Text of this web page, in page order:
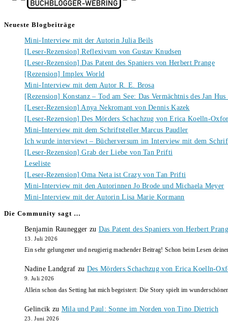
Neueste Blogbeiträge
Mini-Interview mit der Autorin Julia Beils
[Leser-Rezension] Reflexivum von Gustav Knudsen
[Leser-Rezension] Das Patent des Spaniers von Herbert Prange
[Rezension] Implex World
Mini-Interview mit dem Autor R. E. Brosa
[Rezension] Konstanz – Tod am See: Das Vermächtnis des Jan
[Leser-Rezension] Anya Nekromant von Dennis Kazek
[Leser-Rezension] Des Mörders Schachzug von Erica Koelln-
Mini-Interview mit dem Schriftsteller Marcus Paudler
Ich wurde interviewt – Bücherversum im Interview mit dem
[Leser-Rezension] Grab der Liebe von Tan Prifti
Leseliste
[Leser-Rezension] Oma Neta ist Crazy von Tan Prifti
Mini-Interview mit den Autorinnen Jo Brode und Michaela Meyer
Mini-Interview mit der Autorin Lisa Marie Kormann
Die Community sagt …
Benjamin Raunegger zu Das Patent des Spaniers von Herbert
13. Juli 2026
Ein sehr gelungener und neugierig machender Beitrag! Schon beim Lesen
Nadine Landgraf zu Des Mörders Schachzug von Erica Koelln-
9. Juli 2026
Allein schon das Setting hat mich begeistert: Die Story spielt im
Gelincik zu Mila und Paul: Sonne im Norden von Tino Dietrich
23. Juni 2026